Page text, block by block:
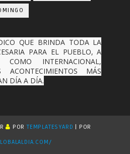
QUE BRINDA TODA LA
PARA EL PUEBLO, A
COMO INTERNACIONAL,
ACONTECIMIENTOS MÁS
DÍA A DÍA.
PORTEMPLATESYARD | POR